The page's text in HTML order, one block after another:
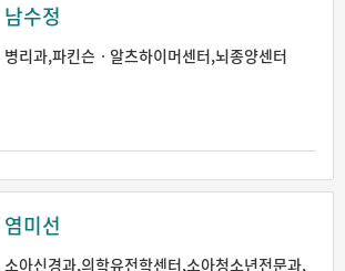
남수정
병리과,파킨슨ㆍ알츠하이머센터,뇌종양센터
염미선
소아신경과,의학유전학센터,소아청소년전문과,